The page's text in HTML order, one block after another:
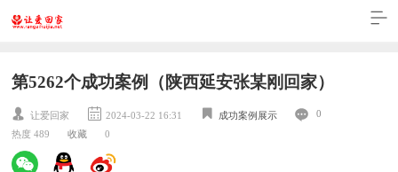
第5262个成功案例（陕西延安张某刚回家）
让爱回家 2024-03-22 16:31 成功案例展示
0
热度 489
收藏 0